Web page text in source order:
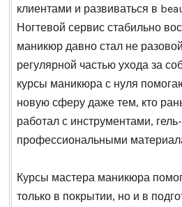
клиентами и развиваться в
Ногтевой сервис стабильно
маникюр давно стал не
регулярной частью ухода за
курсы маникюра с нуля
новую сферу даже тем, кто
работал с инструментами,
профессиональными
Курсы мастера маникюра
только в покрытии, но и в